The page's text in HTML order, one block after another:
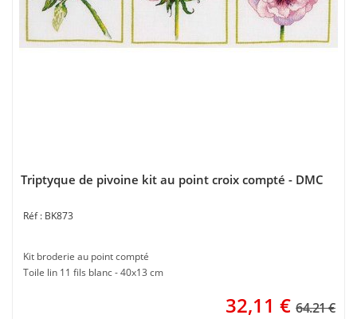
Triptyque de pivoine kit au point croix compté - DMC
BK873
Kit broderie au point compté
Toile lin 11 fils blanc - 40x13 cm
32,11 € 64.21 €